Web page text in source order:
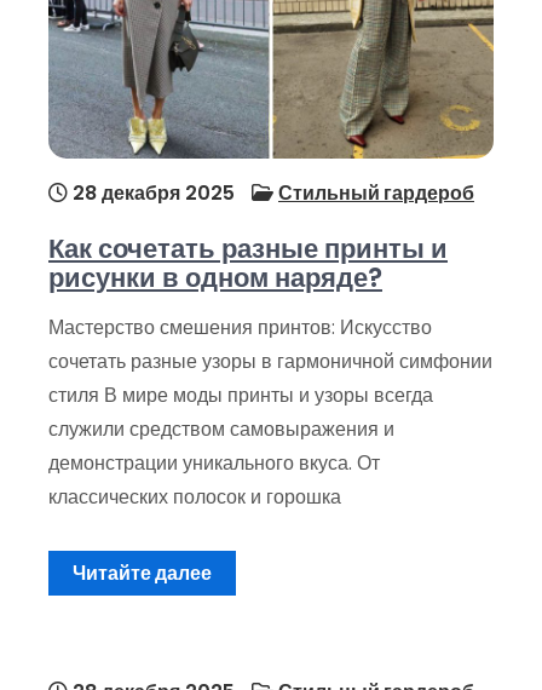
28 декабря 2025 Стильный гардероб
Как сочетать разные принты и
рисунки в одном наряде?
Мастерство смешения принтов: Искусство
сочетать разные узоры в гармоничной симфонии
стиля В мире моды принты и узоры всегда
служили средством самовыражения и
демонстрации уникального вкуса. От
классических полосок и горошка
Читайте далее